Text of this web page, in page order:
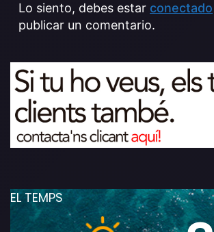
Lo siento, debes estar conectado
publicar un comentario.
EL TEMPS